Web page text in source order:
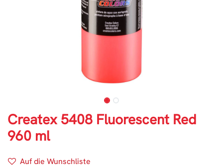
Createx 5408 Fluorescent Red
960 ml
Auf die Wunschliste